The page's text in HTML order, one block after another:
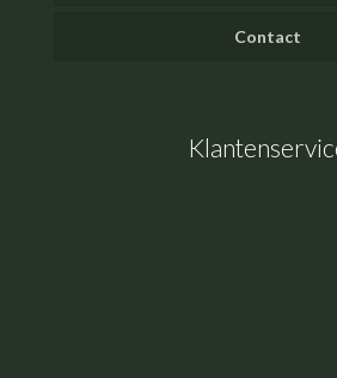
Contact